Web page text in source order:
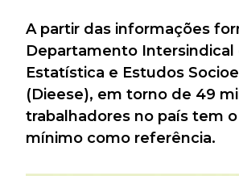
A partir das informações
Departamento Intersindical
Estatística e Estudos
(Dieese), em torno de 49
trabalhadores no país tem
mínimo como referência.